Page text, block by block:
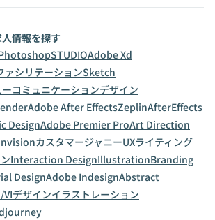
情報を探す
STUDIOAdobe Xd
ァシリテーションSketch
コミュニケーションデザイン
Adobe After EffectsZeplinAfterEffects
DesignAdobe Premier ProArt Direction
カスタマージャニーUXライティング
Interaction DesignIllustrationBranding
DesignAdobe IndesignAbstract
VIデザインイラストレーション